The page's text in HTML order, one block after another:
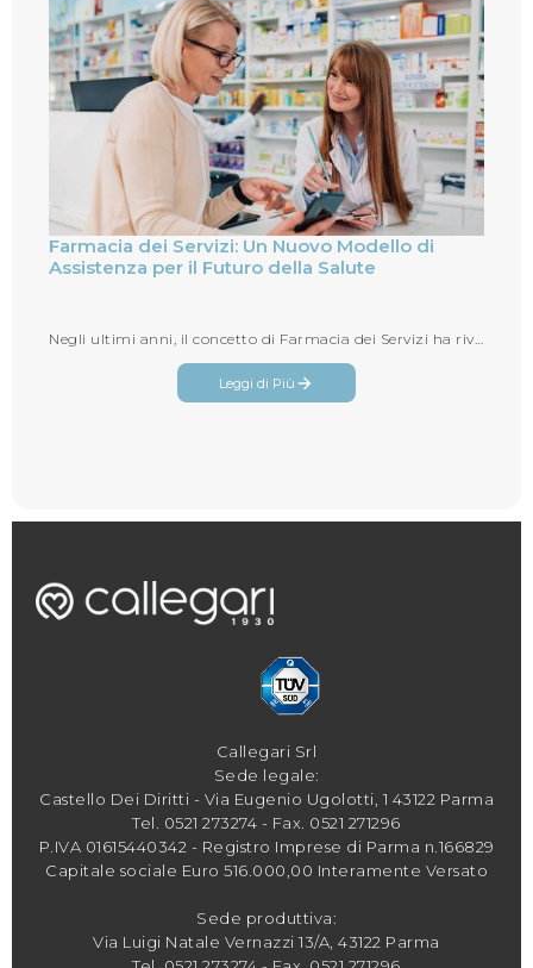
Farmacia dei Servizi: Un Nuovo Modello di
Assistenza per il Futuro della Salute
Negli ultimi anni, il concetto di Farmacia dei Servizi ha rivoluzionato il modo in cui le farmacie interagiscono con i pazienti...
Leggi di Più
Callegari Srl
Sede legale:
Castello Dei Diritti - Via Eugenio Ugolotti, 1 43122 Parma
Tel. 0521 273274 - Fax. 0521 271296
P.IVA 01615440342 - Registro Imprese di Parma n.166829
Capitale sociale Euro 516.000,00 Interamente Versato
Sede produttiva:
Via Luigi Natale Vernazzi 13/A, 43122 Parma